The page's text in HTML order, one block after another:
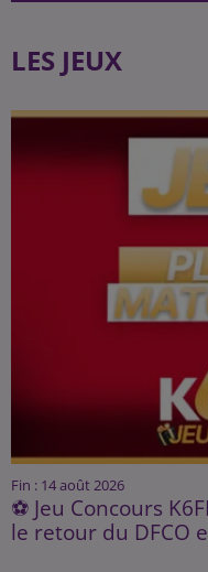
LES JEUX
Fin : 14 août 2026
⚽ Jeu Concours
le retour du DFCO